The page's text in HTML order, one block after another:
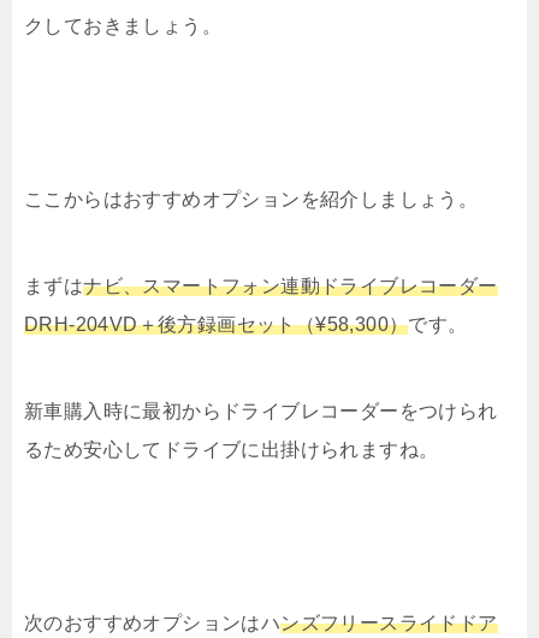
クしておきましょう。
ここからはおすすめオプションを紹介しましょう。
まずはナビ、スマートフォン連動ドライブレコーダー
DRH-204VD＋後方録画セット（¥58,300）です。
新車購入時に最初からドライブレコーダーをつけられ
るため安心してドライブに出掛けられますね。
次のおすすめオプションはハンズフリースライドドア